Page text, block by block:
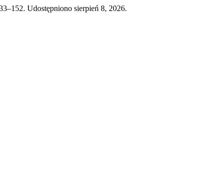
Udostępniono sierpień 8, 2026.